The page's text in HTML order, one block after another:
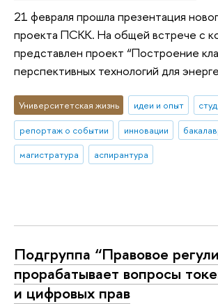
21 февраля прошла презентация
проекта ПСКК. На общей встрече с
представлен проект “Построение
перспективных технологий для
Университетская жизнь идеи и опыт
репортаж о событии
инновации
магистратура
аспирантура
Подгруппа “Правовое
прорабатывает вопросы
и цифровых прав